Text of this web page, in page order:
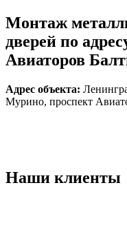
Монтаж
дверей по
Авиаторов
Адрес объекта:
Мурино, проспект
Наши клиенты